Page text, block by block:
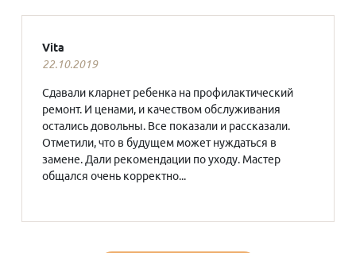
Vita
22.10.2019
Сдавали кларнет ребенка на профилактический
ремонт. И ценами, и качеством обслуживания
остались довольны. Все показали и рассказали.
Отметили, что в будущем может нуждаться в
замене. Дали рекомендации по уходу. Мастер
общался очень корректно...